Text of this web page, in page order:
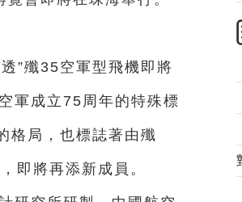
”殲35空軍型飛機即將
軍成立75周年的特殊標
格局，也標誌著由殲
即將再添新成員。